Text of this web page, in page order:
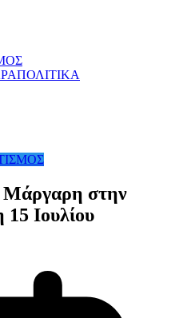
Μάργαρη στην
Ιουλίου